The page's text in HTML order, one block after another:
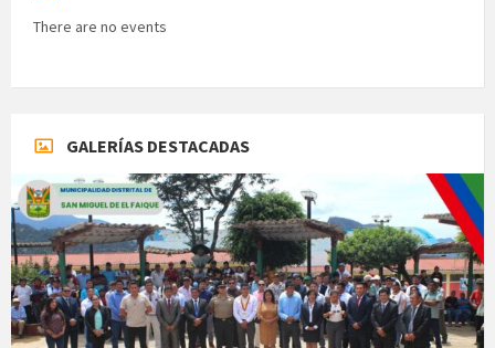
There are no events
GALERÍAS DESTACADAS